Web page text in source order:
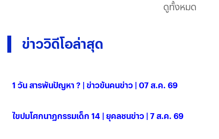
ดูทั้งหมด
ข่าววิดีโอล่าสุด
1 วัน สารพันปัญหา ? | ข่าวข้นคนข่าว | 07 ส.ค. 69
ไขปมโศกนาฏกรรมเด็ก 14 | ยุคลชนข่าว | 7 ส.ค. 69